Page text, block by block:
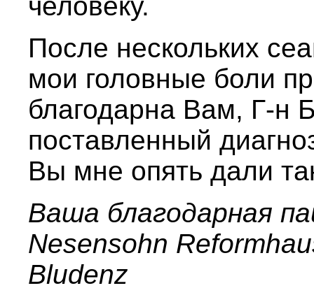
человеку.
После нескольких
мои головные боли
благодарна Вам, Г-н
поставленный
Вы мне опять дали
Ваша благодарная
Nesensohn
Bludenz